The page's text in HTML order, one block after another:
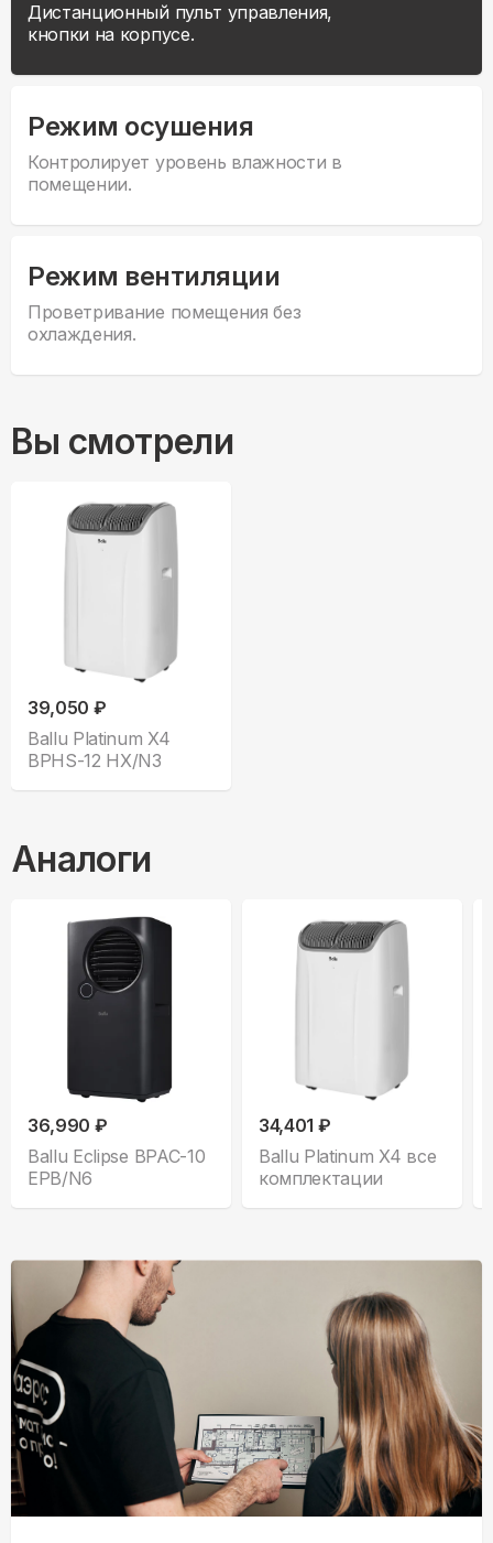
Дистанционный пульт управления,
кнопки на корпусе.
Режим осушения
Контролирует уровень влажности в
помещении.
Режим вентиляции
Проветривание помещения без
охлаждения.
Вы смотрели
39,050 ₽
Ballu Platinum X4
BPHS-12 HX/N3
Аналоги
36,990 ₽
Ballu Eclipse BPAC-10
EPB/N6
34,401 ₽
Ballu Platinum X4 все
комплектации